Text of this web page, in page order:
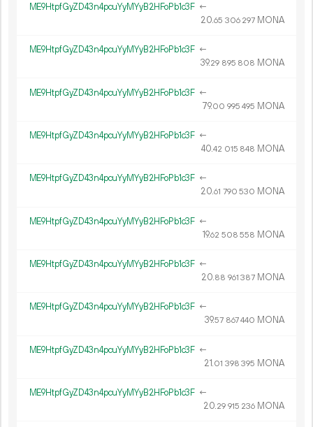
ME9HtpfGyZD43n4pcuYyMYyB2HFoPb1c3F ←
20.65 306 297 MONA
ME9HtpfGyZD43n4pcuYyMYyB2HFoPb1c3F ←
39.29 895 808 MONA
ME9HtpfGyZD43n4pcuYyMYyB2HFoPb1c3F ←
79.00 995 495 MONA
ME9HtpfGyZD43n4pcuYyMYyB2HFoPb1c3F ←
40.42 015 848 MONA
ME9HtpfGyZD43n4pcuYyMYyB2HFoPb1c3F ←
20.61 790 530 MONA
ME9HtpfGyZD43n4pcuYyMYyB2HFoPb1c3F ←
19.62 508 558 MONA
ME9HtpfGyZD43n4pcuYyMYyB2HFoPb1c3F ←
20.88 961 387 MONA
ME9HtpfGyZD43n4pcuYyMYyB2HFoPb1c3F ←
39.57 867440 MONA
ME9HtpfGyZD43n4pcuYyMYyB2HFoPb1c3F ←
21.01 398 395 MONA
ME9HtpfGyZD43n4pcuYyMYyB2HFoPb1c3F ←
20.29 915 236 MONA